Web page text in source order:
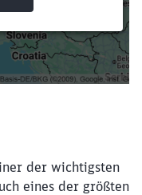
der wichtigsten
eines der größten